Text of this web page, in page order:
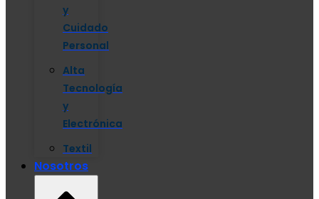
y
Cuidado
Personal
Alta
Tecnología
y
Electrónica
Textil
Nosotros